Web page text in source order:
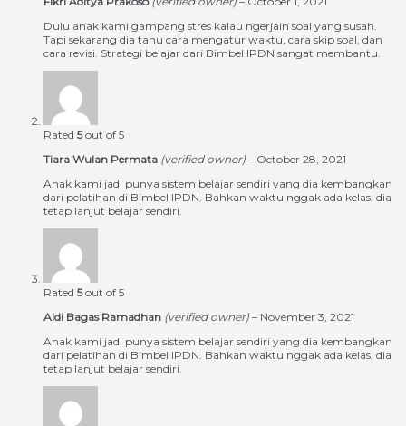
Dulu anak kami gampang stres kalau ngerjain soal yang susah.
Tapi sekarang dia tahu cara mengatur waktu, cara skip soal, dan
cara revisi. Strategi belajar dari Bimbel IPDN sangat membantu.
Rated 5out of 5
Tiara Wulan Permata (verified owner) – October 28, 2021
Anak kami jadi punya sistem belajar sendiri yang dia kembangkan
dari pelatihan di Bimbel IPDN. Bahkan waktu nggak ada kelas, dia
tetap lanjut belajar sendiri.
Rated 5out of 5
Aldi Bagas Ramadhan (verified owner) – November 3, 2021
Anak kami jadi punya sistem belajar sendiri yang dia kembangkan
dari pelatihan di Bimbel IPDN. Bahkan waktu nggak ada kelas, dia
tetap lanjut belajar sendiri.